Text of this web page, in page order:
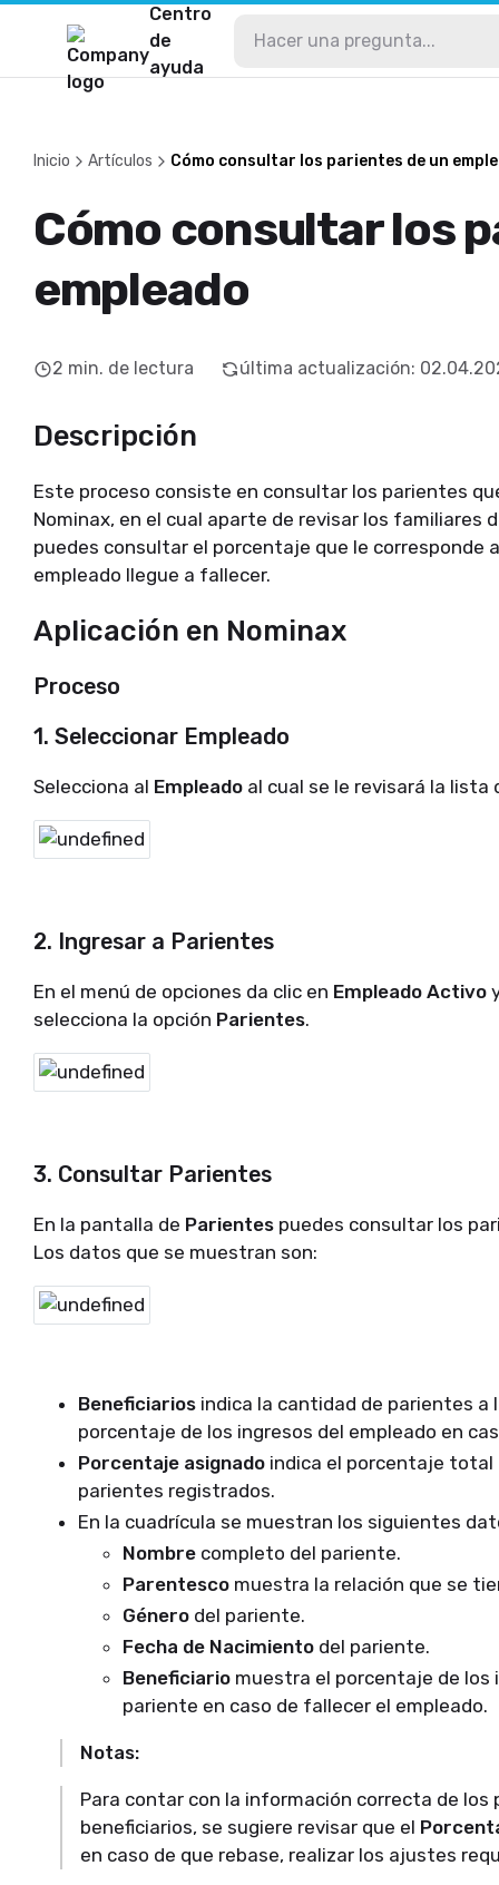
Centro
de
ayuda
Inicio Artículos Cómo consultar los parientes de un
Cómo consultar los
empleado
2 min. de lectura última actualización:
​​​Descripción
Este proceso consiste en consultar los parientes
Nominax, en el cual aparte de revisar los familiares
puedes consultar el porcentaje​ que le corresponde
empleado llegue a fallecer.
Aplicación en Nominax
Proceso
1. Seleccionar Empleado
Selecciona al Empleado al cual se le revisará la lista
2. Ingresar a Parientes
En el menú de opciones da clic en Empleado Activo
selecciona la opción Parientes.
3. Consultar Parientes
En la pantalla de Parientes puedes consultar los
Los datos que se muestran son:
Beneficiarios indica la cantidad de parientes a
porcentaje de los ingresos del empleado en
Porcentaje asignado indica el porcentaje total
parientes registrados.
En la cuadrícula se muestran los siguientes
Nombre completo del pariente.
Parentesco muestra la relación que se
Género del pariente.
Fecha de Nacimiento del pariente.
Beneficiario muestra el porcentaje de los
pariente en caso de fallecer el empleado.
Notas:
Para contar con la información correcta de
beneficiarios, se sugiere revisar que el
en caso de que rebase, realizar los ajustes